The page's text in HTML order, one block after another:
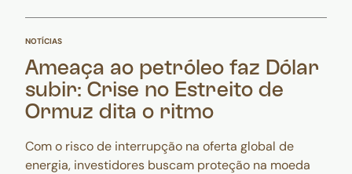
NOTÍCIAS
Ameaça ao petróleo faz Dólar
subir: Crise no Estreito de
Ormuz dita o ritmo
Com o risco de interrupção na oferta global de
energia, investidores buscam proteção na moeda